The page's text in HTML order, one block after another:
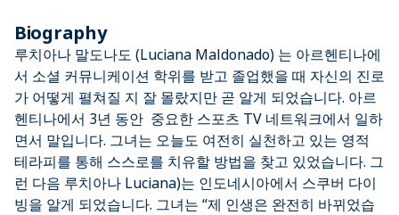
Biography
루치아나 말도나도 (Luciana Maldonado) 는 아르헨티나에
서 소셜 커뮤니케이션 학위를 받고 졸업했을 때 자신의 진로
가 어떻게 펼쳐질 지 잘 몰랐지만 곧 알게 되었습니다. 아르
헨티나에서 3년 동안 중요한 스포츠 TV 네트워크에서 일하
면서 말입니다. 그녀는 오늘도 여전히 실천하고 있는 영적
테라피를 통해 스스로를 치유할 방법을 찾고 있었습니다. 그
런 다음 루치아나 Luciana)는 인도네시아에서 스쿠버 다이
빙을 알게 되었습니다. 그녀는 “제 인생은 완전히 바뀌었습